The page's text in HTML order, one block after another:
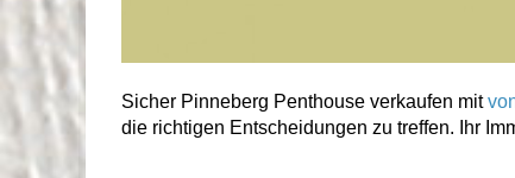
Sicher Pinneberg Penthouse verkaufen mit
die richtigen Entscheidungen zu treffen. Ihr